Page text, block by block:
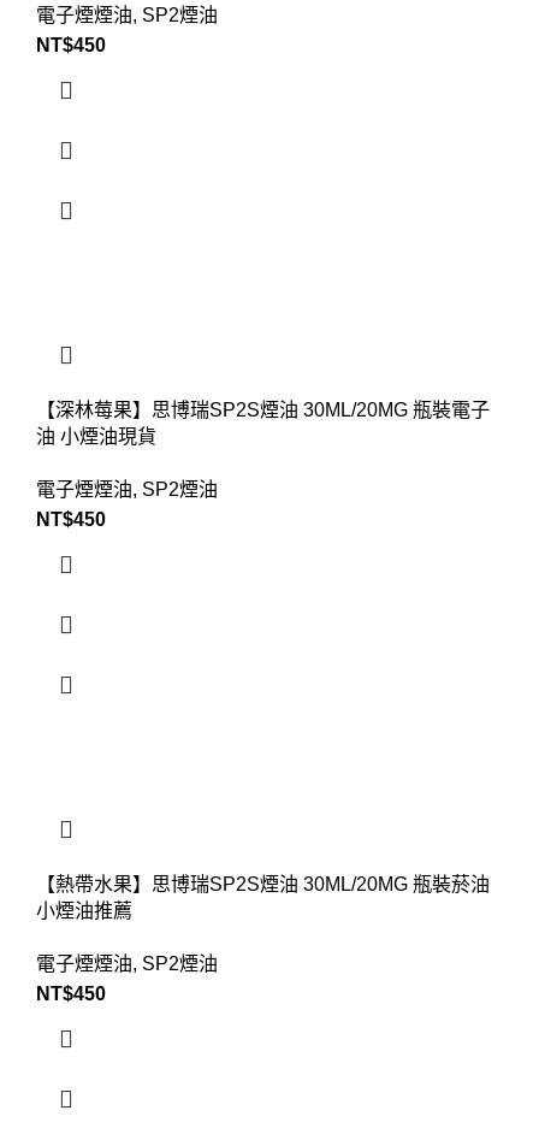
電子煙煙油, SP2煙油
NT$450
【深林莓果】思博瑞SP2S煙油 30ML/20MG 瓶裝電子
油 小煙油現貨
電子煙煙油, SP2煙油
NT$450
【熱帶水果】思博瑞SP2S煙油 30ML/20MG 瓶裝菸油
小煙油推薦
電子煙煙油, SP2煙油
NT$450